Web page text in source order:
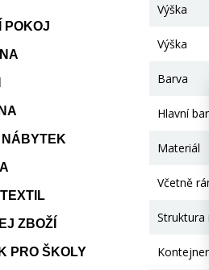
POKOJ
NÁBYTEK
ZBOŽÍ
PRO ŠKOLY
Výška
Výška
Barva
Hlavní
Materiál
Včetně
Struktura
Kontejner